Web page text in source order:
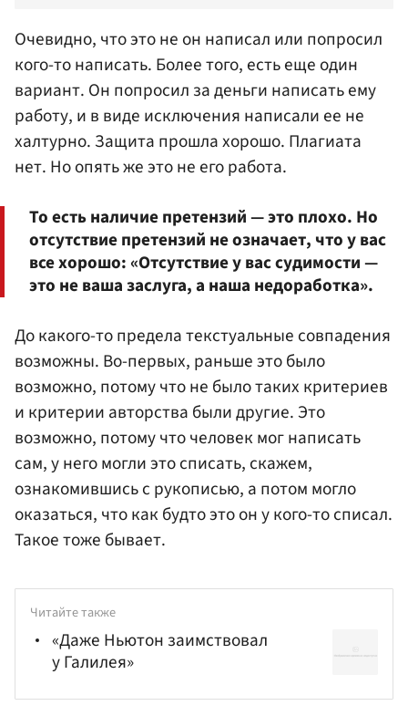
Очевидно, что это не он написал или попросил
кого-то написать. Более того, есть еще один
вариант. Он попросил за деньги написать ему
работу, и в виде исключения написали ее не
халтурно. Защита прошла хорошо. Плагиата
нет. Но опять же это не его работа.
То есть наличие претензий — это плохо. Но
отсутствие претензий не означает, что у вас
все хорошо: «Отсутствие у вас судимости —
это не ваша заслуга, а наша недоработка».
До какого-то предела текстуальные совпадения
возможны. Во-первых, раньше это было
возможно, потому что не было таких критериев
и критерии авторства были другие. Это
возможно, потому что человек мог написать
сам, у него могли это списать, скажем,
ознакомившись с рукописью, а потом могло
оказаться, что как будто это он у кого-то списал.
Такое тоже бывает.
Читайте также
«Даже Ньютон заимствовал
у Галилея»